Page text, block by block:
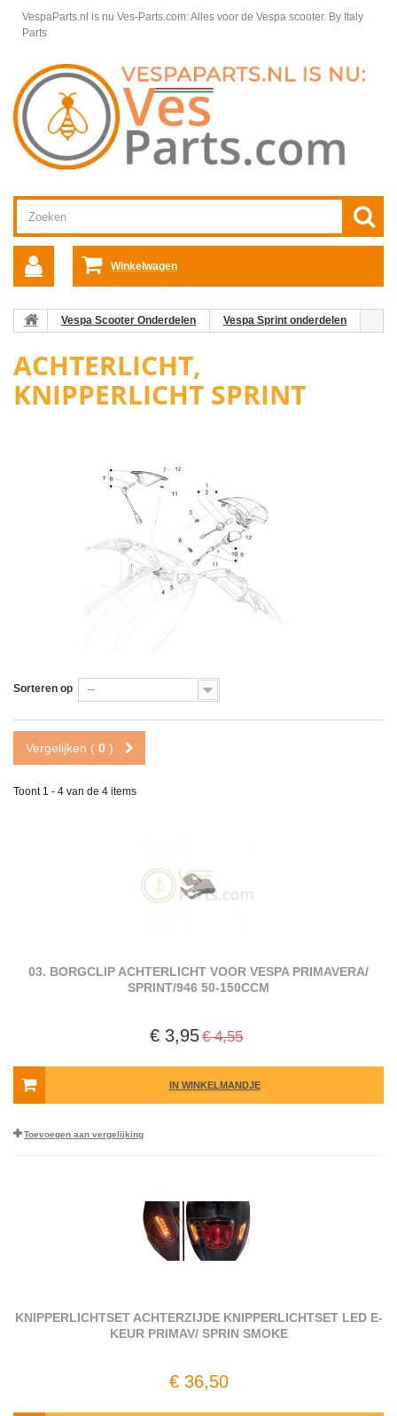
VespaParts.nl is nu Ves-Parts.com: Alles voor de Vespa scooter. By Italy
Parts
Winkelwagen
Vespa Scooter Onderdelen
Vespa Sprint onderdelen
ACHTERLICHT,
KNIPPERLICHT SPRINT
Sorteren op --
Vergelijken ( 0 )
Toont 1 - 4 van de 4 items
03. BORGCLIP ACHTERLICHT VOOR VESPA PRIMAVERA/​
SPRINT/​946 50-150CCM
€ 3,95€ 4,55
IN WINKELMANDJE
Toevoegen aan vergelijking
KNIPPERLICHTSET ACHTERZIJDE KNIPPERLICHTSET LED E-
KEUR PRIMAV/ SPRIN SMOKE
€ 36,50